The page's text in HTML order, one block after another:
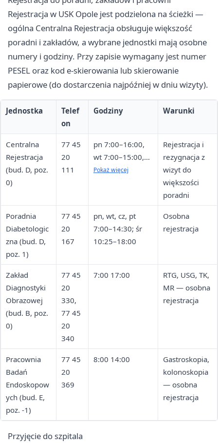
Rejestracja w USK Opole jest podzielona na ścieżki —
ogólna Centralna Rejestracja obsługuje większość
poradni i zakładów, a wybrane jednostki mają osobne
numery i godziny. Przy zapisie wymagany jest numer
PESEL oraz kod e-skierowania lub skierowanie
papierowe (do dostarczenia najpóźniej w dniu wizyty).
Jednostka
Telef
on
Godziny Warunki
Centralna
Rejestracja
(bud. D, poz.
0)
77 45
20
111
pn 7:00–16:00,
wt 7:00–15:00,
śr–cz 7:00–19:00,
Pokaż więcej
Rejestracja i
rezygnacja z
wizyt do
większości
poradni
Poradnia
Diabetologic
zna (bud. D,
poz. 1)
77 45
20
167
pn, wt, cz, pt
7:00–14:30; śr
10:25–18:00
Osobna
rejestracja
Zakład
Diagnostyki
Obrazowej
(bud. B, poz.
0)
77 45
20
330,
77 45
20
340
7:00 17:00
RTG, USG, TK,
MR — osobna
rejestracja
Pracownia
Badań
Endoskopow
ych (bud. E,
poz. -1)
77 45
20
369
8:00 14:00
Gastroskopia,
kolonoskopia
— osobna
rejestracja
Przyjęcie do szpitala